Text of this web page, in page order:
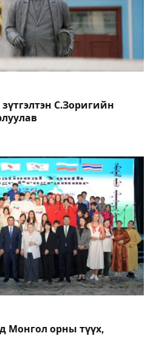
С.Зоригийн
Монгол орны түүх,